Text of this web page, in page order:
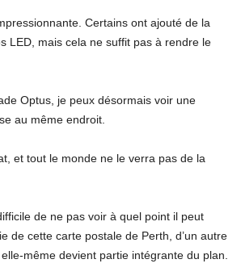
Certains ont ajouté de la
LED, mais cela ne suffit pas à rendre le
Optus, je peux désormais voir une
au même endroit.
et tout le monde ne le verra pas de la
de ne pas voir à quel point il peut
de cette carte postale de Perth, d’un autre
même devient partie intégrante du plan.